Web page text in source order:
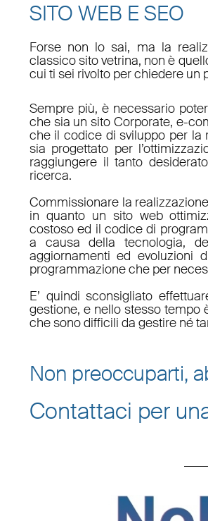
SITO WEB E SEO
Forse non lo sai, ma la
classico sito vetrina, non è
cui ti sei rivolto per chiedere un
Sempre più, è necessario
che sia un sito Corporate, e-
che il codice di sviluppo per la
sia progettato per
raggiungere il tanto
ricerca.
Commissionare la
in quanto un sito web
costoso ed il codice di
a causa della tecnologia,
aggiornamenti ed evoluzioni
programmazione che per
E’ quindi sconsigliato
gestione, e nello stesso
che sono difficili da gestire né
Non preoccuparti,
Contattaci per